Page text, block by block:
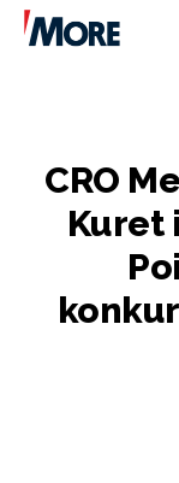
NAUTIKA
CRO
Kuret